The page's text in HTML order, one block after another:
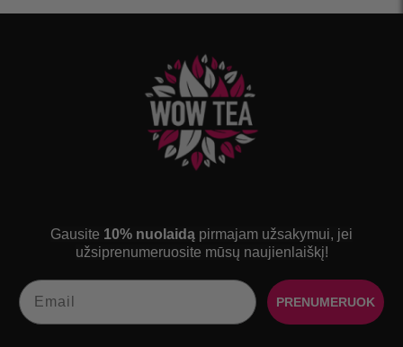
Gausite 10% nuolaidą pirmajam užsakymui, jei
užsiprenumeruosite mūsų naujienlaiškį!
Email
PRENUMERUOK